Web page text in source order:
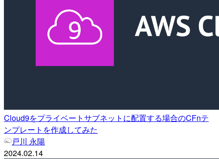
Cloud9をプライベートサブネットに配置する場合のCFnテ
ンプレートを作成してみた
戸川 永陽
2024.02.14